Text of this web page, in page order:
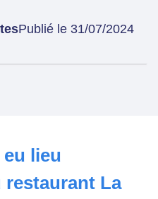
Publié le 31/07/2024
lieu
restaurant La